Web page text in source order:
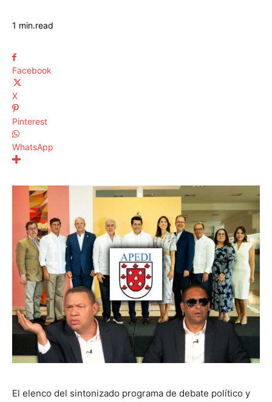
1 min.read
Facebook
X
Pinterest
WhatsApp
El elenco del sintonizado programa de debate político y